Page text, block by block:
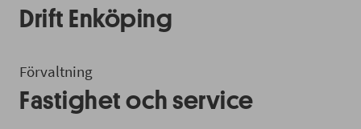
Drift Enköping
Förvaltning
Fastighet och service